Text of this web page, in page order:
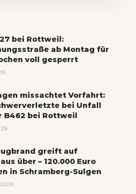
bei Rottweil:
ab Montag für
voll gesperrt
missachtet Vorfahrt:
bei Unfall
B462 bei Rottweil
greift auf
über – 120.000 Euro
in Schramberg-Sulgen